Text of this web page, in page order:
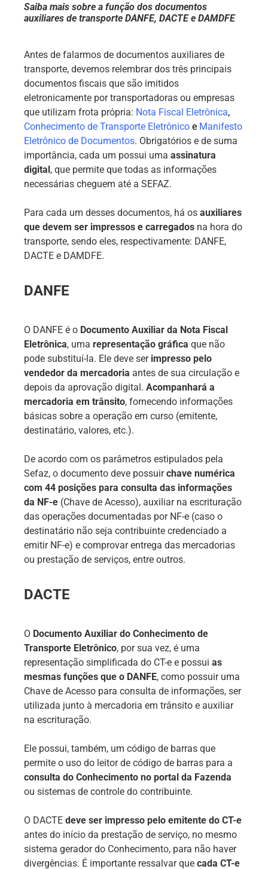
Saiba mais sobre a função dos documentos
auxiliares de transporte DANFE, DACTE e DAMDFE
Antes de falarmos de documentos auxiliares de
transporte, devemos relembrar dos três principais
documentos fiscais que são imitidos
eletronicamente por transportadoras ou empresas
que utilizam frota própria: Nota Fiscal Eletrônica,
Conhecimento de Transporte Eletrônico e Manifesto
Eletrônico de Documentos. Obrigatórios e de suma
importância, cada um possui uma assinatura
digital, que permite que todas as informações
necessárias cheguem até a SEFAZ.
Para cada um desses documentos, há os auxiliares
que devem ser impressos e carregados na hora do
transporte, sendo eles, respectivamente: DANFE,
DACTE e DAMDFE.
DANFE
O DANFE é o Documento Auxiliar da Nota Fiscal
Eletrônica, uma representação gráfica que não
pode substituí-la. Ele deve ser impresso pelo
vendedor da mercadoria antes de sua circulação e
depois da aprovação digital. Acompanhará a
mercadoria em trânsito, fornecendo informações
básicas sobre a operação em curso (emitente,
destinatário, valores, etc.).
De acordo com os parâmetros estipulados pela
Sefaz, o documento deve possuirchave numérica
com 44 posições para consulta das informações
da NF-e (Chave de Acesso), auxiliar na escrituração
das operações documentadas por NF-e (caso o
destinatário não seja contribuinte credenciado a
emitir NF-e) e comprovar entrega das mercadorias
ou prestação de serviços, entre outros.
DACTE
O Documento Auxiliar do Conhecimento de
Transporte Eletrônico, por sua vez, é uma
representação simplificada do CT-e e possui as
mesmas funções que o DANFE, como possuir uma
Chave de Acesso para consulta de informações, ser
utilizada junto à mercadoria em trânsito e auxiliar
na escrituração.
Ele possui, também, um código de barras que
permite o uso do leitor de código de barras para a
consulta do Conhecimento no portal da Fazenda
ou sistemas de controle do contribuinte.
O DACTE deve ser impresso pelo emitente do CT-e
antes do início da prestação de serviço, no mesmo
sistema gerador do Conhecimento, para não haver
divergências. É importante ressalvar que cada CT-e